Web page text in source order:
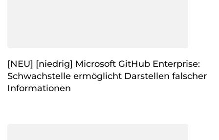
[NEU] [niedrig] Microsoft GitHub Enterprise:
Schwachstelle ermöglicht Darstellen falscher
Informationen